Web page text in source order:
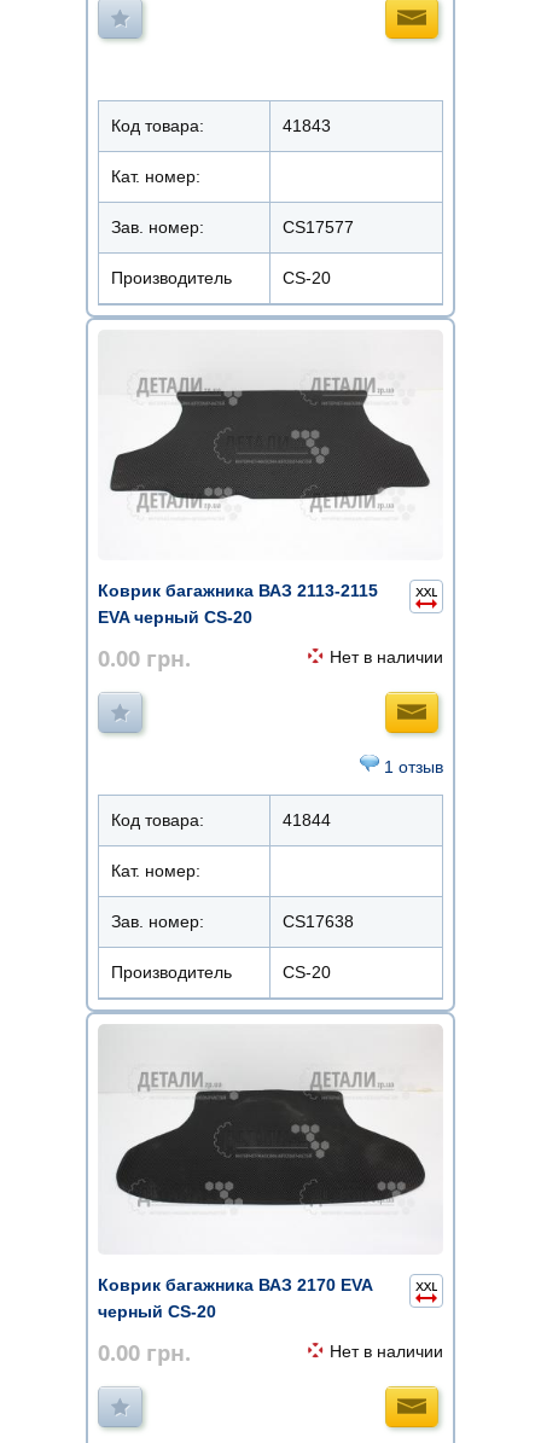
Код товара: 41843
Кат. номер:
Зав. номер: CS17577
Производитель CS-20
Коврик багажника ВАЗ 2113-2115
EVA черный CS-20
0.00 грн. Нет в наличии
1 отзыв
Код товара: 41844
Кат. номер:
Зав. номер: CS17638
Производитель CS-20
Коврик багажника ВАЗ 2170 EVA
черный CS-20
0.00 грн. Нет в наличии